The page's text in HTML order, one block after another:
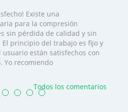
Existe una
para la compresión
sin pérdida de calidad y sin
El principio del trabajo es fijo y
usuario están satisfechos con
Yo recomiendo
Todos los comentarios